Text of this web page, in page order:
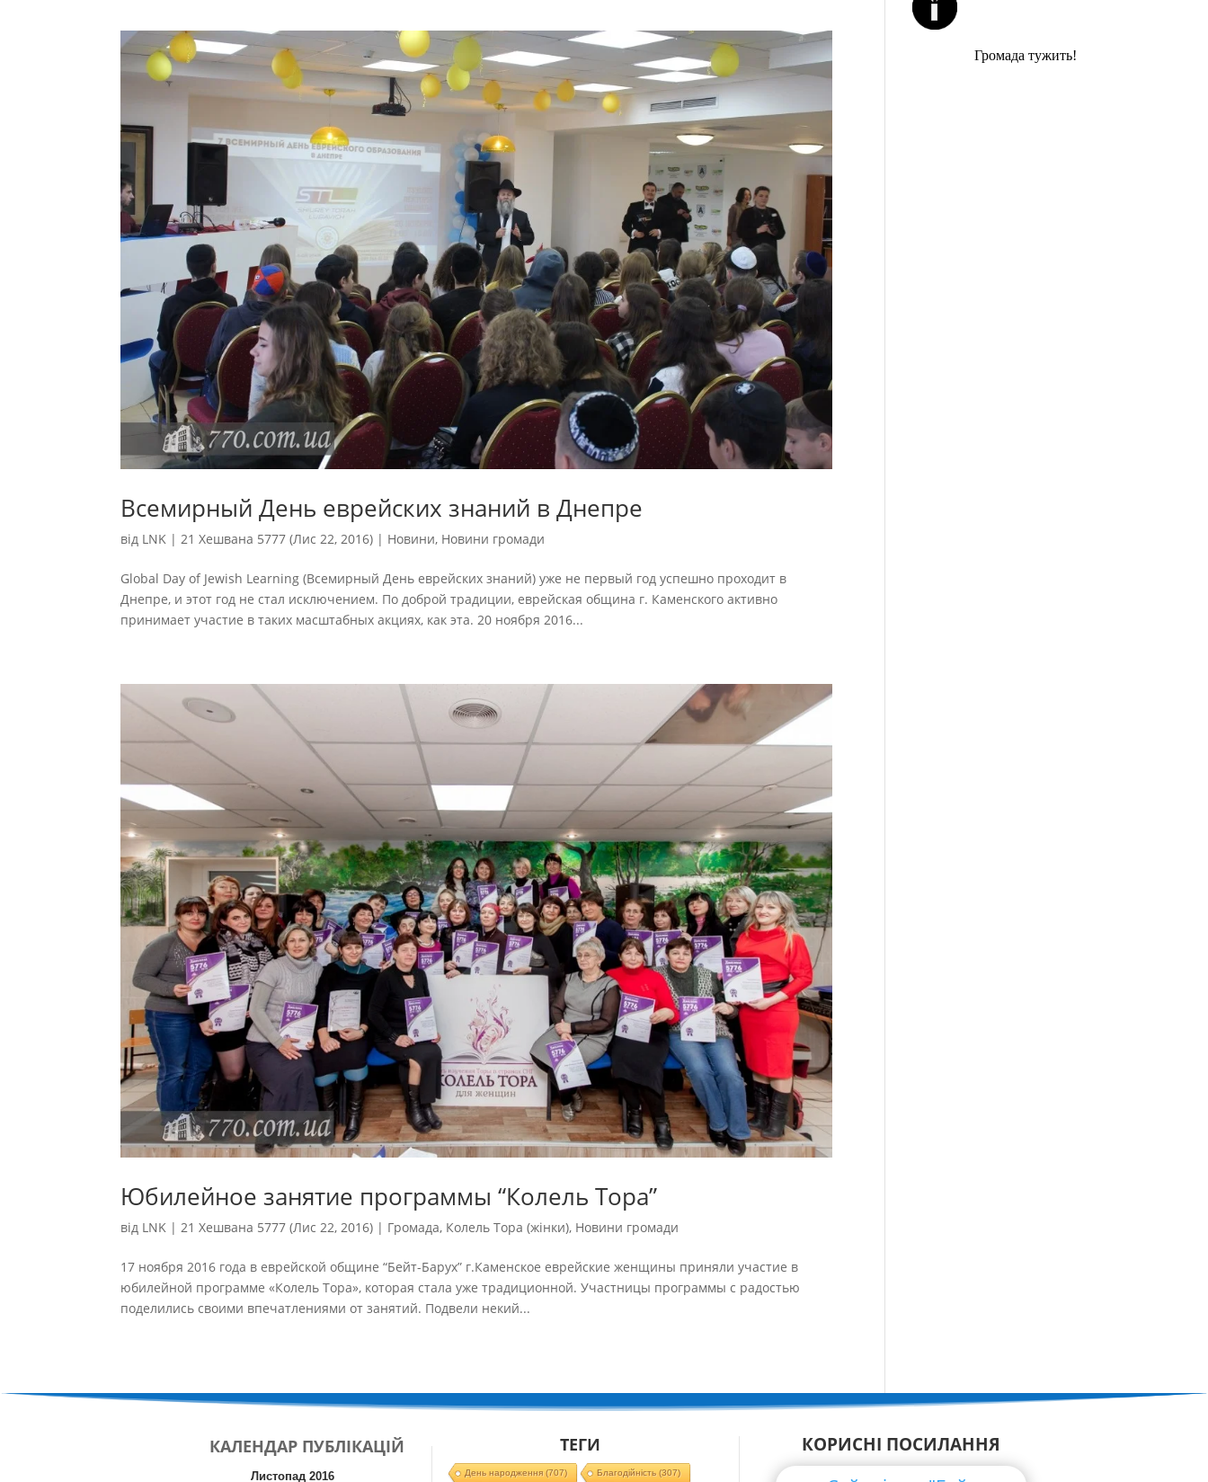
Всемирный День еврейских знаний в Днепре
від LNK |21 Хешвана 5777 (Лис 22, 2016) | Новини, Новини громади
Global Day of Jewish Learning (Всемирный День еврейских знаний) уже не первый год успешно проходит в
Днепре, и этот год не стал исключением. По доброй традиции, еврейская община г. Каменского активно
принимает участие в таких масштабных акциях, как эта. 20 ноября 2016...
Юбилейное занятие программы “Колель Тора”
від LNK |21 Хешвана 5777 (Лис 22, 2016) | Громада, Колель Тора (жінки), Новини громади
17 ноября 2016 года в еврейской общине “Бейт-Барух” г.Каменское еврейские женщины приняли участие в
юбилейной программе «Колель Тора», которая стала уже традиционной. Участницы программы с радостью
поделились своими впечатлениями от занятий. Подвели некий...
Громада тужить!
КАЛЕНДАР ПУБЛІКАЦІЙ
Листопад 2016
ТЕГИ
День народження(707) Благодійність (307)
КОРИСНІ ПОСИЛАННЯ